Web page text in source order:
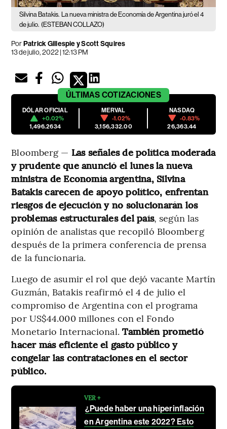
Silvina Batakis.
La nueva ministra de Economía de Argentina juró el 4
de julio. (ESTEBAN COLLAZO)
PorPatrick Gillespie y Scott Squires
13 de julio, 2022 | 12:13 PM
ÚLTIMAS COTIZACIONES
DÓLAR OFICIAL
+0.02%
1,496.2634
MERVAL
-1.02%
3,156,332.00
NASDAQ
-0.83%
26,363.44
Bloomberg — Las señales de política moderada
y prudente que anunció el lunes la nueva
ministra de Economía argentina, Silvina
Batakis carecen de apoyo político, enfrentan
riesgos de ejecución y no solucionarán los
problemas estructurales del país, según las
opinión de analistas que recopiló Bloomberg
después de la primera conferencia de prensa
de la funcionaria.
Luego de asumir el rol que dejó vacante Martín
Guzmán, Batakis reafirmó el 4 de julio el
compromiso de Argentina con el programa
por US$44.000 millones con el Fondo
Monetario Internacional. También prometió
hacer más eficiente el gasto público y
congelar las contrataciones en el sector
público.
VER +
¿Puede haber una hiperinflación
en Argentina este 2022? Esto